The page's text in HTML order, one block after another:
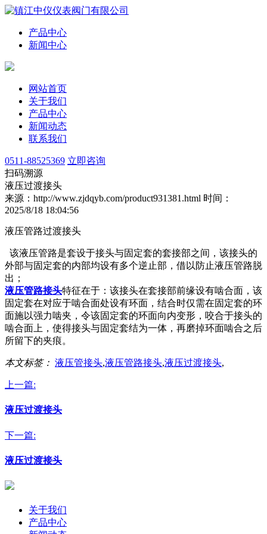
产品中心
新闻中心
网站首页
关于我们
产品中心
新闻动态
联系我们
0511-88525369 立即咨询
扫码溯源
液压过渡接头
来源：http://www.zjdqyb.com/product931381.html 时间：
2025/8/18 18:04:56
液压管路过渡接头
该液压管路是套设于接头与固定套的套接部之间，该接头的
外部与固定套的内部均设有多个逆止部，借以防止液压管路脱
出；
液压管路接头特征在于：该接头在套接部前缘设有啮合面，该
固定套在对应于啮合面处设有环面，结合时仅需在固定套的环
面施以强力啮夹，令该固定套的环面向内变形，咬合于接头的
啮合面上，使得接头与固定套结为一体，再磨掉环面啮合之后
所留下的夹痕。
本文标签： 液压管接头,液压管路接头,液压过渡接头,
上一篇:
液压过渡接头
下一篇:
液压过渡接头
关于我们
产品中心